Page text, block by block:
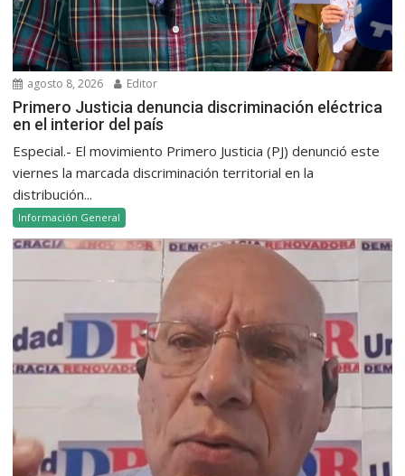
agosto 8, 2026 Editor
Primero Justicia denuncia discriminación eléctrica
en el interior del país
Especial.- El movimiento Primero Justicia (PJ) denunció este
viernes la marcada discriminación territorial en la
distribución...
Información General